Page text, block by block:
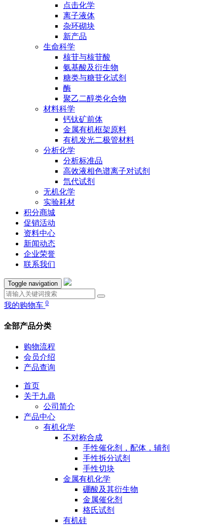
点击化学
离子液体
杂环砌块
新产品
生命科学
核苷与核苷酸
氨基酸及衍生物
糖类与糖苷化试剂
酶
聚乙二醇类化合物
材料科学
钙钛矿前体
金属有机框架原料
有机发光二极管材料
分析化学
分析标准品
高效液相色谱离子对试剂
氘代试剂
无机化学
实验耗材
积分商城
促销活动
资料中心
新闻动态
企业荣誉
联系我们
Toggle navigation
我的购物车 0
全部产品分类
购物流程
会员介绍
产品查询
首页
关于九鼎
公司简介
产品中心
有机化学
不对称合成
手性催化剂，配体，辅剂
手性拆分试剂
手性切块
金属有机化学
硼酸及其衍生物
金属催化剂
格氏试剂
有机硅